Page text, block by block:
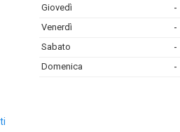
Giovedì -
Venerdì -
Sabato -
Domenica -